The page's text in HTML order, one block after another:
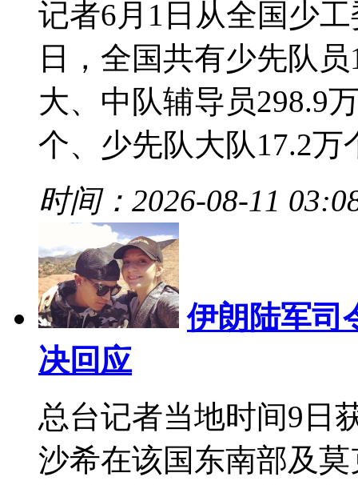
记者6月1日从全国少
日，全国共有少先队
大、中队辅导员298.9
个、少先队大队17.2万
时间：2026-08-11
伊朗陆军司
决回应
总台记者当地时间9日
沙希在该国东南部及